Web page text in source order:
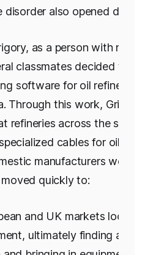
disorder also opened
as a person with
classmates decided to
software for oil refineries
Through this work, Grigory
refineries across the
cables for oil
manufacturers were
quickly to:
and UK markets
ultimately finding a